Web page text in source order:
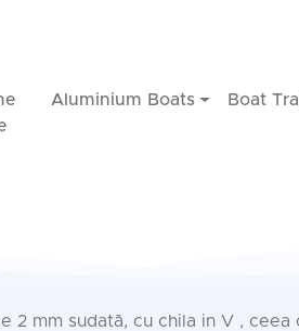
Aluminium Boats Boat
2 mm sudată, cu chila in V ,